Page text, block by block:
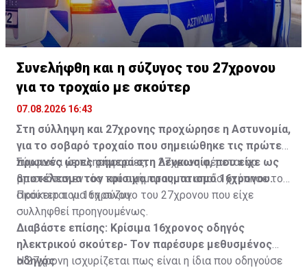
Συνελήφθη και η σύζυγος του 27χρονου
για το τροχαίο με σκούτερ
07.08.2026 16:43
Στη σύλληψη και 27χρονης προχώρησε η Αστυνομία,
για το σοβαρό τροχαίο που σημειώθηκε τις πρώτες
πρωινές ώρες σήμερα στη Λευκωσία, που είχε ως
αποτέλεσμα τον κρίσιμο τραυματισμό 16χρονου.
Σύμφωνα με πληροφορίες, η 27χρονη φέρεται να
βρισκόταν εντός του οχήματος, το οποίο χτύπησε το
σκούτερ του 16χρονου.
Πρόκειται για τη σύζυγο του 27χρονου που είχε
συλληφθεί προηγουμένως.
Διαβάστε επίσης: Κρίσιμα 16χρονος οδηγός
ηλεκτρικού σκούτερ- Τον παρέσυρε μεθυσμένος
οδηγός
Η 27χρονη ισχυρίζεται πως είναι η ίδια που οδηγούσε